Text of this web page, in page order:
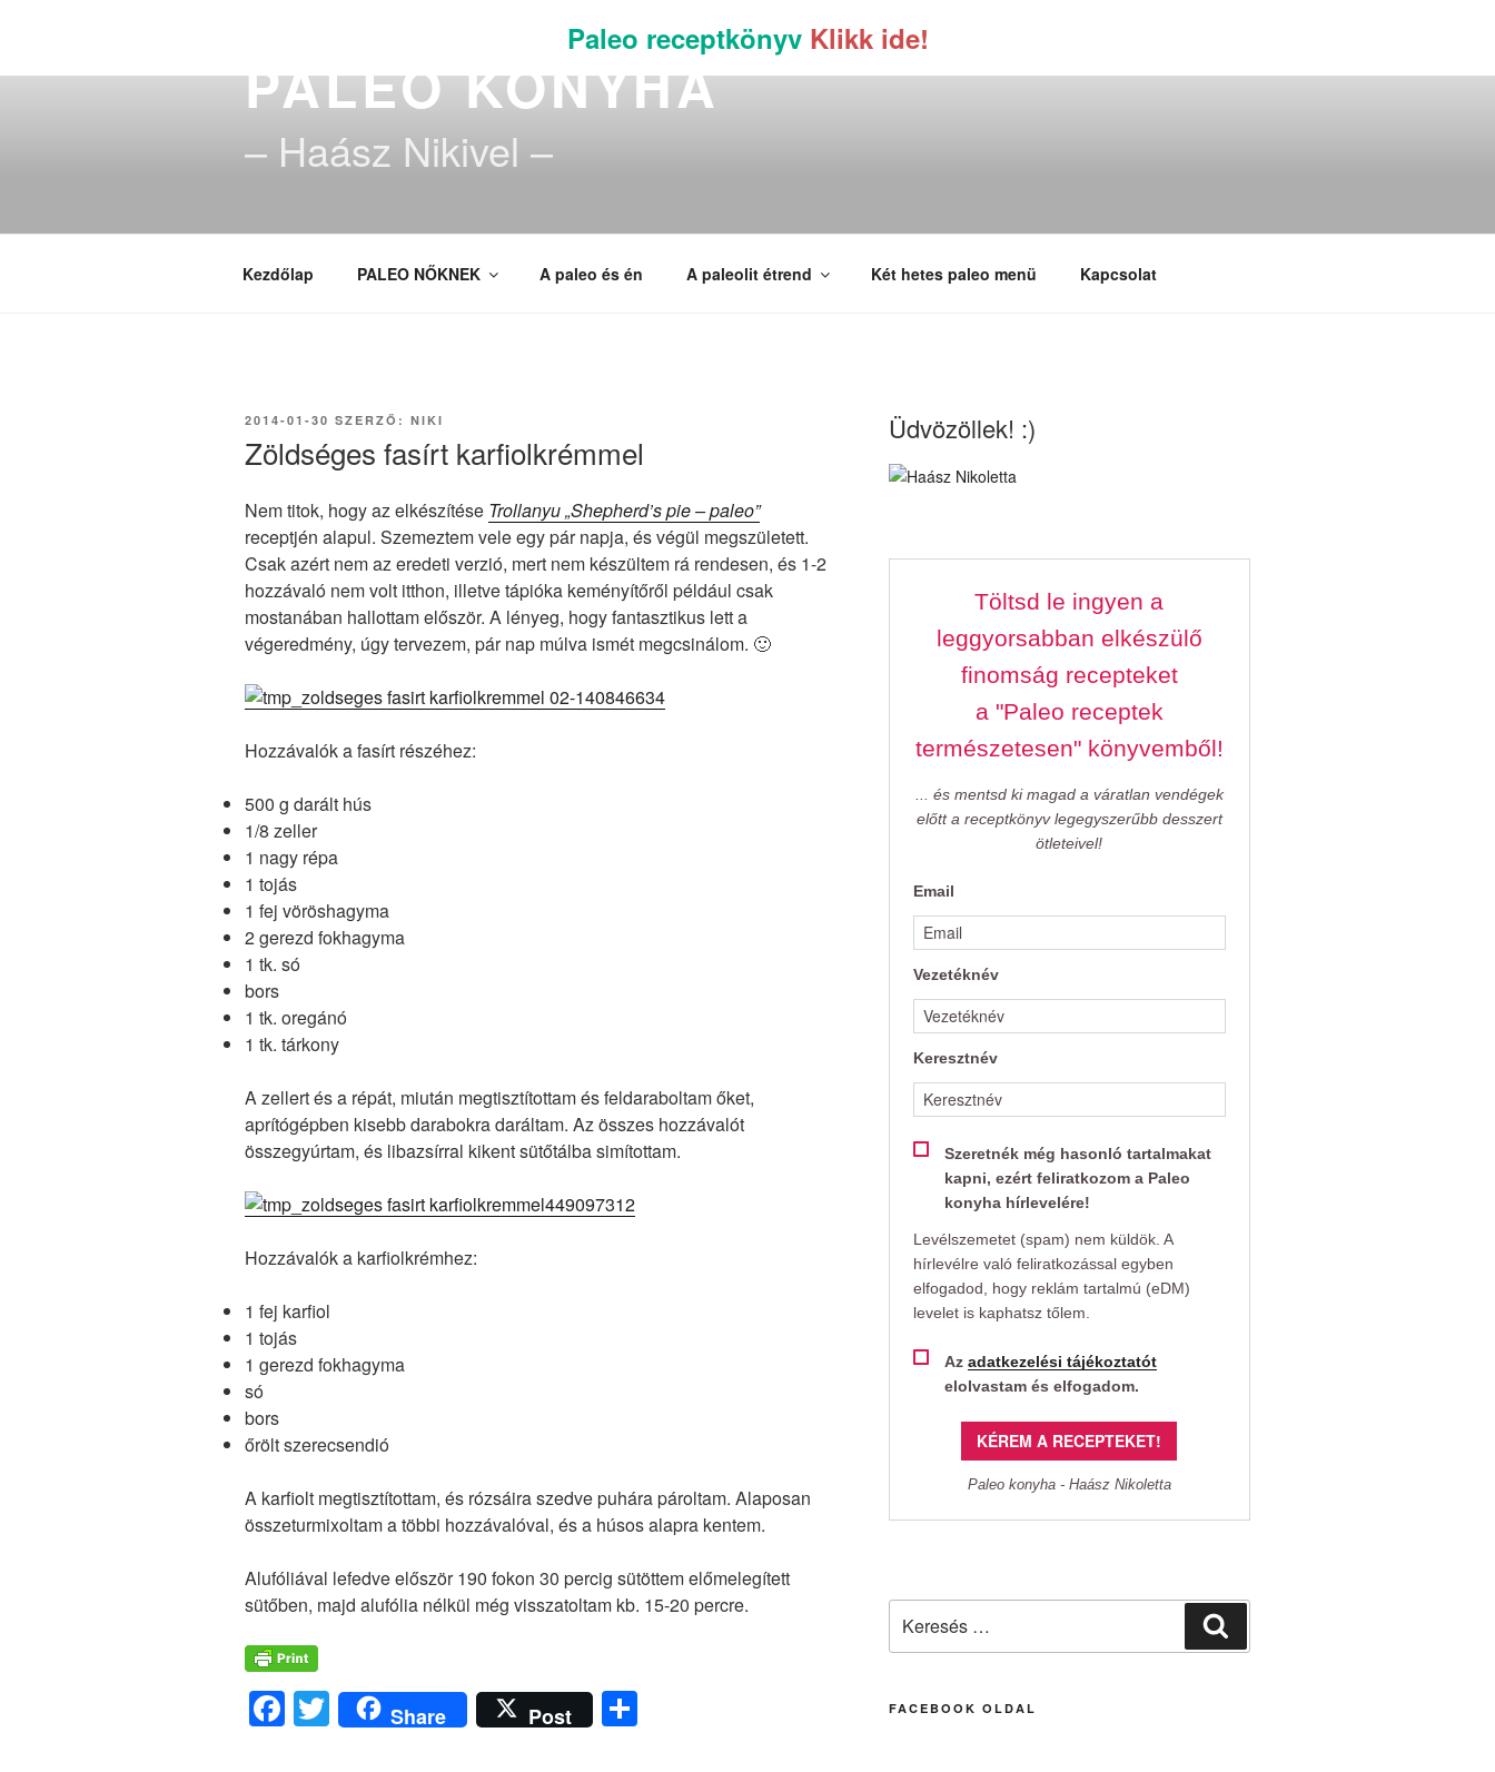
Paleo receptkönyv Klikk ide!
PALEO KONYHA
– Haász Nikivel –
Kezdőlap PALEO NŐKNEK A paleo és én A paleolit étrend Két hetes paleo menü Kapcsolat
BEKÜLDVE:
2014-01-30 SZERZŐ: NIKI
Zöldséges fasírt karfiolkrémmel
Nem titok, hogy az elkészítése Trollanyu „Shepherd’s pie – paleo”
receptjén alapul. Szemeztem vele egy pár napja, és végül megszületett.
Csak azért nem az eredeti verzió, mert nem készültem rá rendesen, és 1-2
hozzávaló nem volt itthon, illetve tápióka keményítőről például csak
mostanában hallottam először. A lényeg, hogy fantasztikus lett a
végeredmény, úgy tervezem, pár nap múlva ismét megcsinálom. 🙂
Hozzávalók a fasírt részéhez:
500 g darált hús
1/8 zeller
1 nagy répa
1 tojás
1 fej vöröshagyma
2 gerezd fokhagyma
1 tk. só
bors
1 tk. oregánó
1 tk. tárkony
A zellert és a répát, miután megtisztítottam és feldaraboltam őket,
aprítógépben kisebb darabokra daráltam. Az összes hozzávalót
összegyúrtam, és libazsírral kikent sütőtálba simítottam.
Hozzávalók a karfiolkrémhez:
1 fej karfiol
1 tojás
1 gerezd fokhagyma
só
bors
őrölt szerecsendió
A karfiolt megtisztítottam, és rózsáira szedve puhára pároltam. Alaposan
összeturmixoltam a többi hozzávalóval, és a húsos alapra kentem.
Alufóliával lefedve először 190 fokon 30 percig sütöttem előmelegített
sütőben, majd alufólia nélkül még visszatoltam kb. 15-20 percre.
F T
wi
Share Post
Üdvözöllek! :)
Töltsd le ingyen a
leggyorsabban elkészülő
finomság recepteket
a "Paleo receptek
természetesen" könyvemből!
... és mentsd ki magad a váratlan vendégek
előtt a receptkönyv legegyszerűbb desszert
ötleteivel!
Email
Vezetéknév
Keresztnév
Szeretnék még hasonló tartalmakat
kapni, ezért feliratkozom a Paleo
konyha hírlevelére!
Levélszemetet (spam) nem küldök. A
hírlevélre való feliratkozással egyben
elfogadod, hogy reklám tartalmú (eDM)
levelet is kaphatsz tőlem.
Az adatkezelési tájékoztatót
elolvastam és elfogadom.
KÉREM A RECEPTEKET!
Paleo konyha - Haász Nikoletta
következő
FACEBOOK OLDAL